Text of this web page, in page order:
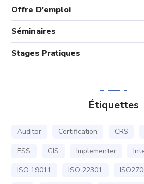
Offre D'emploi
Séminaires
Stages Pratiques
Étiquettes
Auditor Certification CRS
ESS
GIS Implementer
ISO 19011
ISO 22301